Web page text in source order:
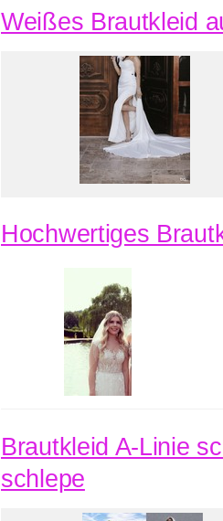
Weißes Brautkleid
Hochwertiges
Brautkleid A-Linie
schlepe